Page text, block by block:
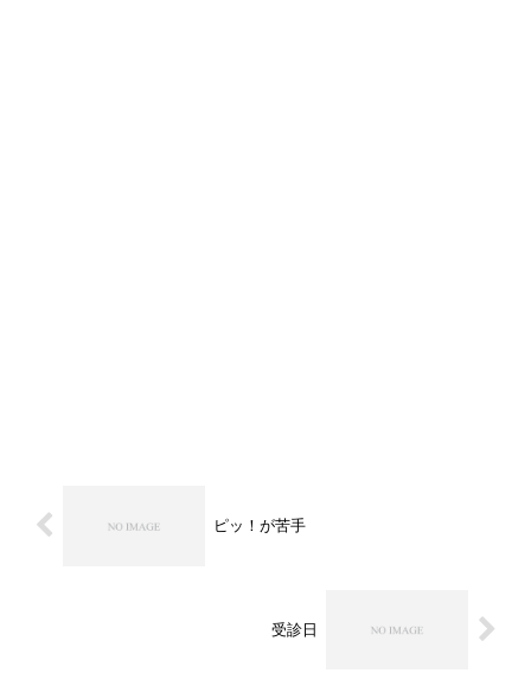
ピッ！が苦手
受診日